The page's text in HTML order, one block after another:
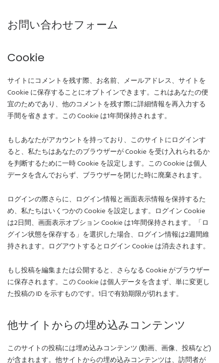
お問い合わせフォーム
Cookie
サイトにコメントを残す際、お名前、メールアドレス、サイトを
Cookie に保存することにオプトインできます。これはあなたの便
宜のためであり、他のコメントを残す際に詳細情報を再入力する
手間を省きます。この Cookie は1年間保持されます。
もしあなたがアカウントを持っており、このサイトにログインす
ると、私たちはあなたのブラウザーが Cookie を受け入れられるか
を判断するために一時 Cookie を設定します。この Cookie は個人
データを含んでおらず、ブラウザーを閉じた時に廃棄されます。
ログインの際さらに、ログイン情報と画面表示情報を保持するた
め、私たちはいくつかの Cookie を設定します。ログイン Cookie
は2日間、画面表示オプション Cookie は1年間保持されます。「ロ
グイン状態を保存する」を選択した場合、ログイン情報は2週間維
持されます。ログアウトするとログイン Cookie は消去されます。
もし投稿を編集または公開すると、さらなる Cookie がブラウザー
に保存されます。この Cookie は個人データを含まず、単に変更し
た投稿の ID を示すものです。1日で有効期限が切れます。
他サイトからの埋め込みコンテンツ
このサイトの投稿には埋め込みコンテンツ (動画、画像、投稿など)
が含まれます。他サイトからの埋め込みコンテンツは、訪問者が